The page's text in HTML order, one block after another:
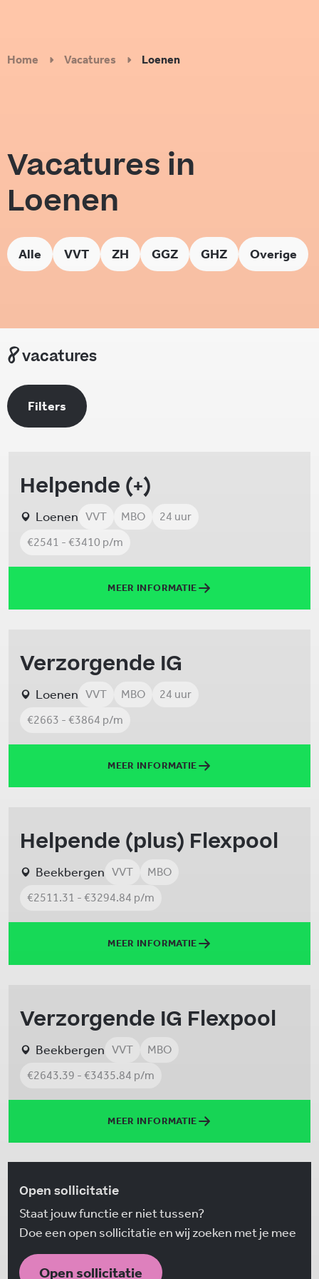
Home Vacatures Loenen
Vacatures in
Loenen
Alle VVT ZH GGZ GHZ Overige
8vacatures
Filters
Helpende (+)
Loenen VVT MBO
24 uur
€2541 - €3410 p/m
MEER INFORMATIE
Verzorgende IG
Loenen VVT MBO
24 uur
€2663 - €3864 p/m
MEER INFORMATIE
Helpende (plus) Flexpool
Beekbergen VVT
MBO
€2511.31 - €3294.84 p/m
MEER INFORMATIE
Verzorgende IG Flexpool
Beekbergen VVT
MBO
€2643.39 - €3435.84 p/m
MEER INFORMATIE
Open sollicitatie
Staat jouw functie er niet tussen?
Doe een open sollicitatie en wij zoeken met je mee
Open sollicitatie